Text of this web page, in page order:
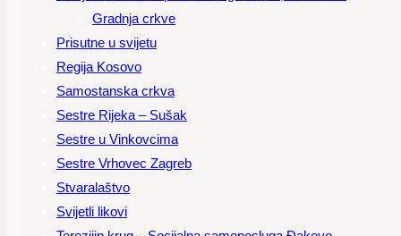
Gradnja crkve
Prisutne u svijetu
Regija Kosovo
Samostanska crkva
Sestre Rijeka – Sušak
Sestre u Vinkovcima
Sestre Vrhovec Zagreb
Stvaralaštvo
Svijetli likovi